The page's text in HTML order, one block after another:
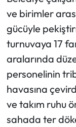
ve birimler
gücüyle
turnuvaya 17
aralarında
personelinin
havasına
ve takım ruhu
sahada ter